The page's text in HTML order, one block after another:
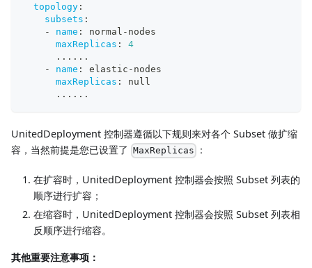
topology :
subsets :
-
name : normal - nodes
maxReplicas :
4
... ...
-
name : elastic - nodes
maxReplicas :
null
... ...
UnitedDeployment 控制器遵循以下规则来对各个 Subset 做扩缩
容，当然前提是您已设置了
MaxReplicas ：
在扩容时，UnitedDeployment 控制器会按照 Subset 列表的
顺序进行扩容；
在缩容时，UnitedDeployment 控制器会按照 Subset 列表相
反顺序进行缩容。
其他重要注意事项：